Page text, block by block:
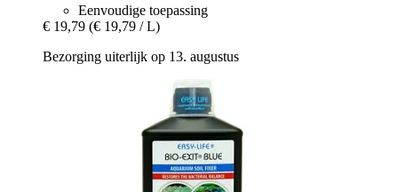
Eenvoudige toepassing
€ 19,79 (€ 19,79 / L)
Bezorging uiterlijk op 13. augustus